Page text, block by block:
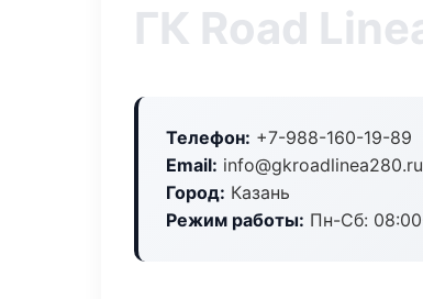
ГК Road
Телефон: +7-988-160-19-89
Email: info@gkroadlinea280.ru
Город: Казань
Режим работы: Пн-Сб: